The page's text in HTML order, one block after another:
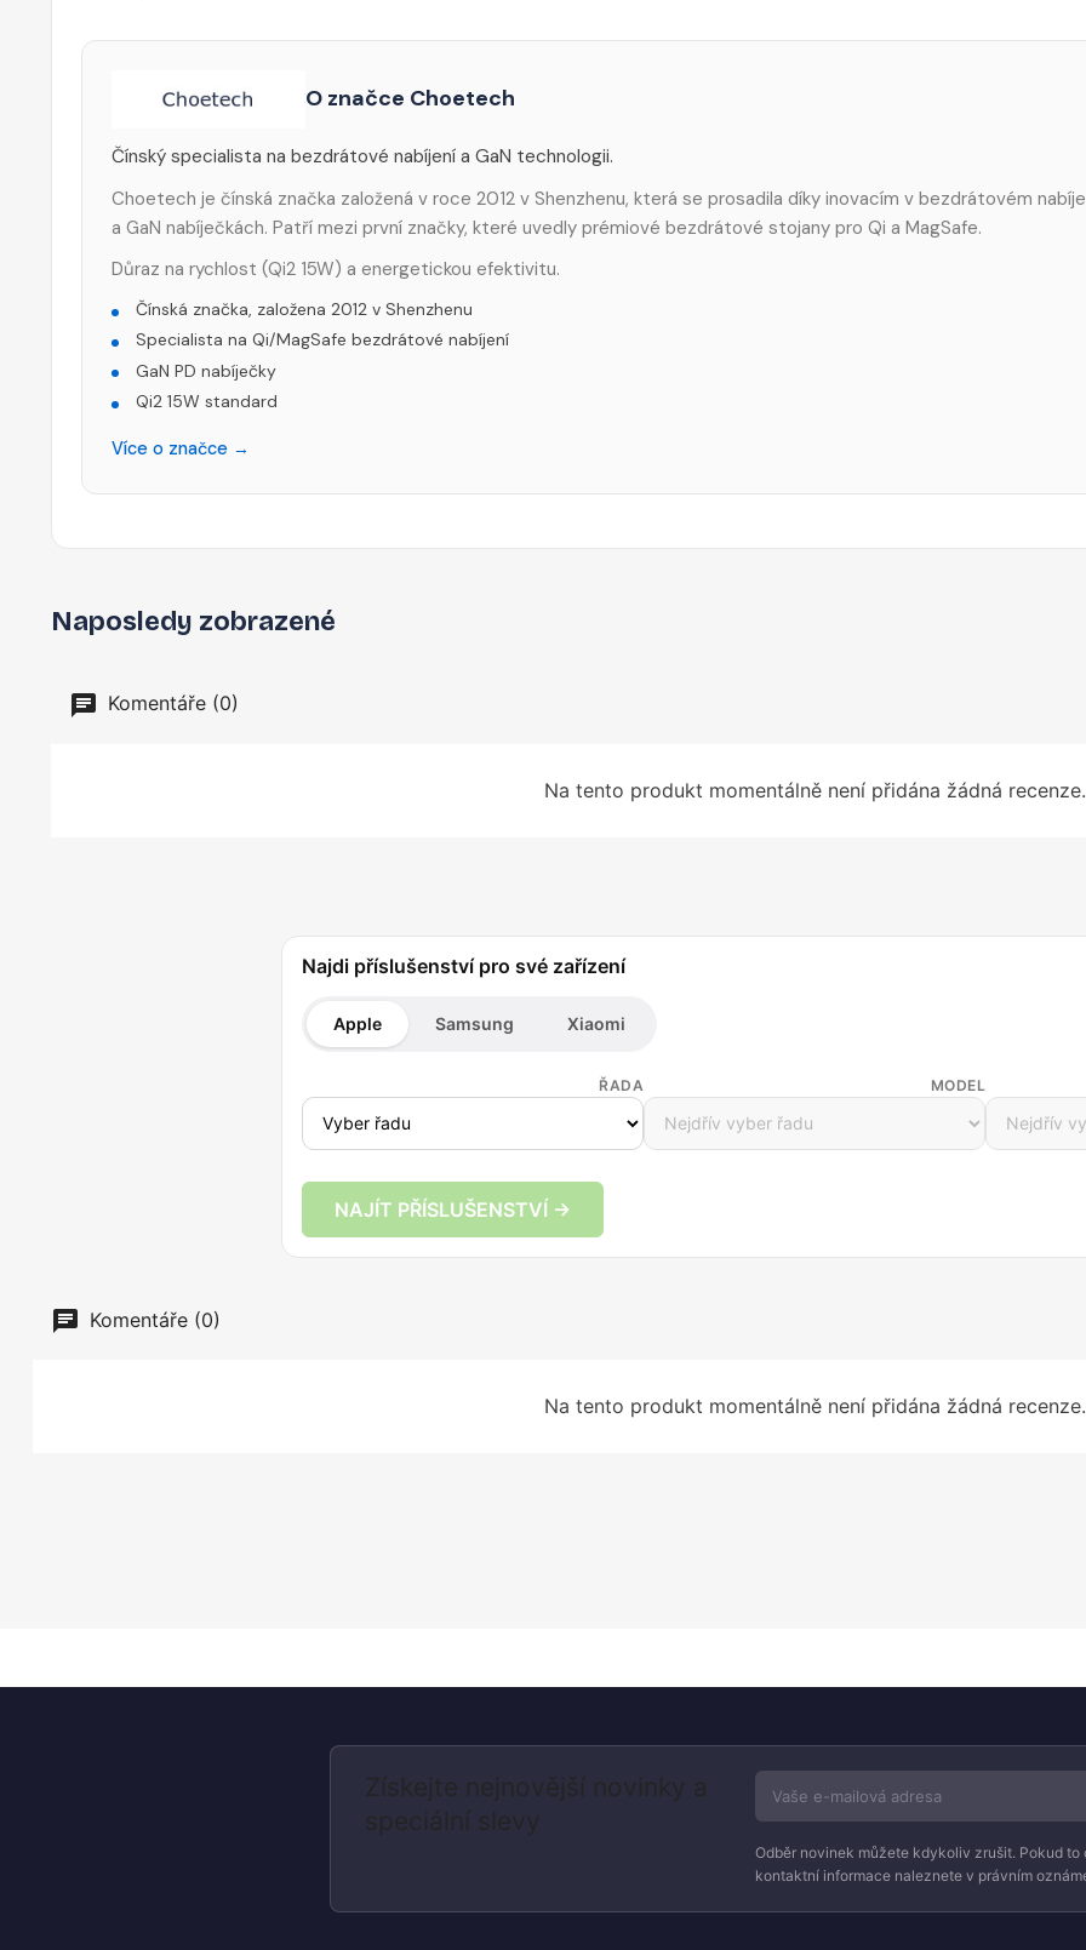
O značce Choetech
Čínský specialista na bezdrátové nabíjení a GaN technologii.
Choetech je čínská značka založená v roce 2012 v Shenzhenu, která se prosadila díky inovacím v bezdrátovém
a GaN nabíječkách. Patří mezi první značky, které uvedly prémiové bezdrátové stojany pro Qi a MagSafe.
Důraz na rychlost (Qi2 15W) a energetickou efektivitu.
Čínská značka, založena 2012 v Shenzhenu
Specialista na Qi/MagSafe bezdrátové nabíjení
GaN PD nabíječky
Qi2 15W standard
Více o značce →
Naposledy zobrazené
Komentáře (0)
Na tento produkt momentálně není přidána žádná recenze.
Najdi příslušenství pro své zařízení
Apple Samsung Xiaomi
ŘADA MODEL
NAJÍT PŘÍSLUŠENSTVÍ →
Komentáře (0)
Na tento produkt momentálně není přidána žádná recenze.
Získejte nejnovější novinky a
speciální slevy
Odběr novinek můžete kdykoliv zrušit. Pokud to
kontaktní informace naleznete v právním